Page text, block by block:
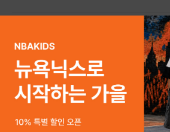
주소 : 서울시 강남구 논현로 633, 6층 (논현동, 한세엠케이
사업자등록번호 : 116-81-32499
통신판매업신고번호 : 제 2024-서울강남-04239
호스팅 서비스 : 스타일이십사㈜
고객센터 1544-5336(평일 09:00~ 18:00 토/일/공휴일
스타일24 고객센터 1544-5336
평일 09:00~ 18:00 (토/일/공휴일 휴무)
help Email : help@style24.com
COPYRIGHTⓒ2021 STYLE24 ALL RIGHTS